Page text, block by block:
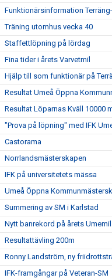
Funktionärsinformation
Träning utomhus vecka 40
Staffettlöpning på lördag
Fina tider i årets Varvetmil
Hjälp till som funktionär på
Resultat Umeå Öppna
Resultat Löparnas Kväll 10000
"Prova på löpning" med IFK
Castorama
Norrlandsmästerskapen
IFK på universitetets mässa
Umeå Öppna
Summering av SM i Karlstad
Nytt banrekord på årets Umemil
Resultattävling 200m
Ronny Landström, ny
IFK-framgångar på Veteran-SM